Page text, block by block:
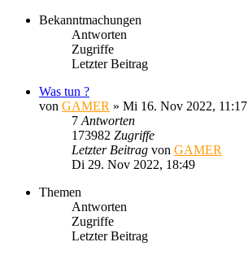
Bekanntmachungen
Antworten
Zugriffe
Letzter Beitrag
Was tun ?
von GAMER » Mi 16. Nov 2022, 11:17
7 Antworten
173982 Zugriffe
Letzter Beitrag von GAMER
Di 29. Nov 2022, 18:49
Themen
Antworten
Zugriffe
Letzter Beitrag